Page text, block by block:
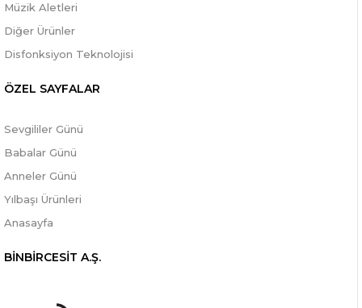
Müzik Aletleri
Diğer Ürünler
Disfonksiyon Teknolojisi
ÖZEL SAYFALAR
Sevgililer Günü
Babalar Günü
Anneler Günü
Yılbaşı Ürünleri
Anasayfa
BİNBİRCESİT A.Ş.